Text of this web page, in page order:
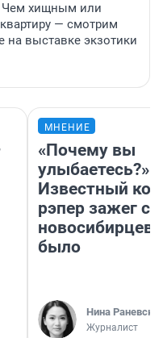
Чем хищным или
— смотрим
на выставке экзотики
МНЕНИЕ
«Почему вы
улыбаетесь?»
Известный
рэпер зажег с
новосибирцев:
было
Нина
Журналист